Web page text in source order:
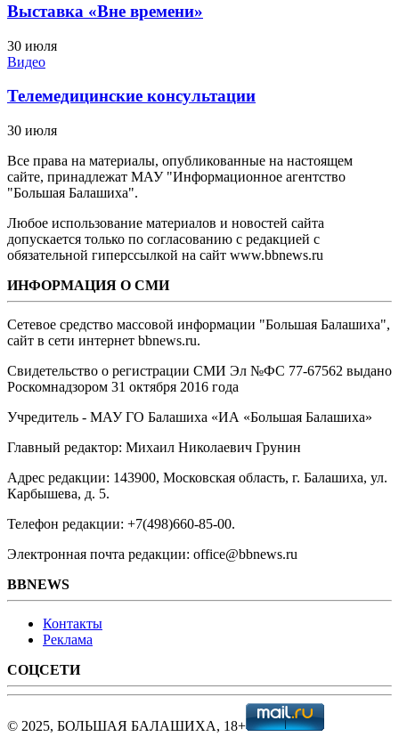
Выставка «Вне времени»
30 июля
Видео
Телемедицинские консультации
30 июля
Все права на материалы, опубликованные на настоящем
сайте, принадлежат МАУ "Информационное агентство
"Большая Балашиха".
Любое использование материалов и новостей сайта
допускается только по согласованию с редакцией с
обязательной гиперссылкой на сайт www.bbnews.ru
ИНФОРМАЦИЯ О СМИ
Сетевое средство массовой информации "Большая Балашиха",
сайт в сети интернет bbnews.ru.
Свидетельство о регистрации СМИ Эл №ФС ‎77-67562 выдано
Роскомнадзором 31 октября 2016 года
Учредитель - МАУ ГО Балашиха «ИА «Большая Балашиха»
Главный редактор: Михаил Николаевич Грунин
Адрес редакции: 143900, Московская область, г. Балашиха, ул.
Карбышева, д. 5.
Телефон редакции: +7(498)660-85-00.
Электронная почта редакции: office@bbnews.ru
BBNEWS
Контакты
Реклама
СОЦСЕТИ
© 2025, БОЛЬШАЯ БАЛАШИХА, 18+